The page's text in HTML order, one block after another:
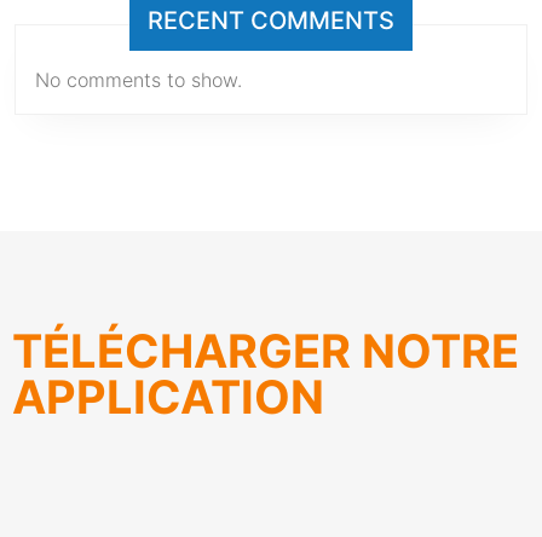
RECENT COMMENTS
No comments to show.
TÉLÉCHARGER NOTRE
APPLICATION